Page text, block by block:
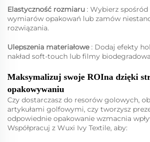
Elastyczność rozmiaru : Wybierz
wymiarów opakowań lub zamów
rozwiązania.
Ulepszenia materiałowe : Dodaj efekty
nakład soft-touch lub filmy
Maksymalizuj swoje ROIna dzięki
opakowywaniu
Czy dostarczasz do resorów golowych,
artykułami golfowymi, czy tworzysz
odpowiednie opakowanie wzmacnia
Współpracuj z Wuxi Ivy Textile, aby: